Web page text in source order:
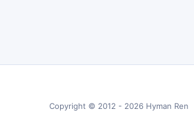
Copyright © 2012 - 2026 Hyman Ren